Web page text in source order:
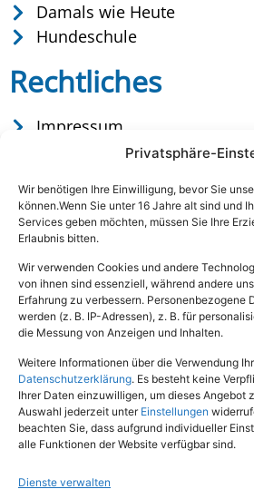
Privatsphäre-
Wir benötigen Ihre Einwilligung, bevor Sie
können.Wenn Sie unter 16 Jahre alt sind und
Services geben möchten, müssen Sie Ihre
Erlaubnis bitten.
Wir verwenden Cookies und andere
von ihnen sind essenziell, während andere
Erfahrung zu verbessern. Personenbezogene
werden (z. B. IP-Adressen), z. B. für
die Messung von Anzeigen und Inhalten.
Weitere Informationen über die Verwendung
Datenschutzerklärung. Es besteht keine
Ihrer Daten einzuwilligen, um dieses Angebot
Auswahl jederzeit unter Einstellungen
beachten Sie, dass aufgrund individueller
alle Funktionen der Website verfügbar sind.
Dienste verwalten
Damals wie Heute
Hundeschule
Rechtliches
Impressum
Datenschutz
Copyright © 2024. Alle
Tel.: (02651) - 77438
In der Pluns 1,